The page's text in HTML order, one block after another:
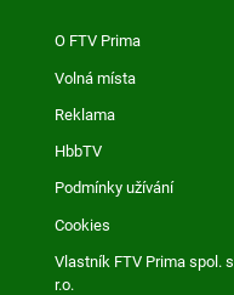
O FTV Prima
Volná místa
Reklama
HbbTV
Podmínky užívání
Cookies
Vlastník FTV Prima spol. s
r.o.